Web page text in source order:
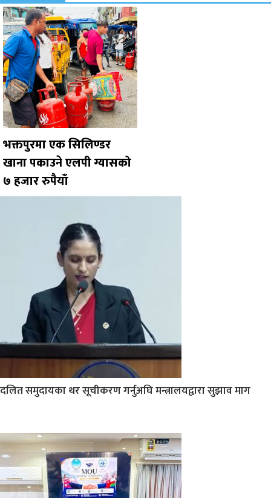
भक्तपुरमा एक सिलिण्डर
खाना पकाउने एलपी ग्यासको
७ हजार रुपैयाँ
दलित समुदायका थर सूचीकरण गर्नुअघि मन्त्रालयद्वारा सुझाव माग